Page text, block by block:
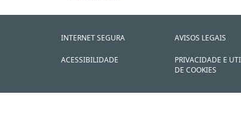
INTERNET SEGURA
ACESSIBILIDADE
AVISOS LEGAIS
PRIVACIDADE E
DE COOKIES